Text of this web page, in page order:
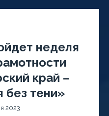
неделя
край –
без тени»
2023